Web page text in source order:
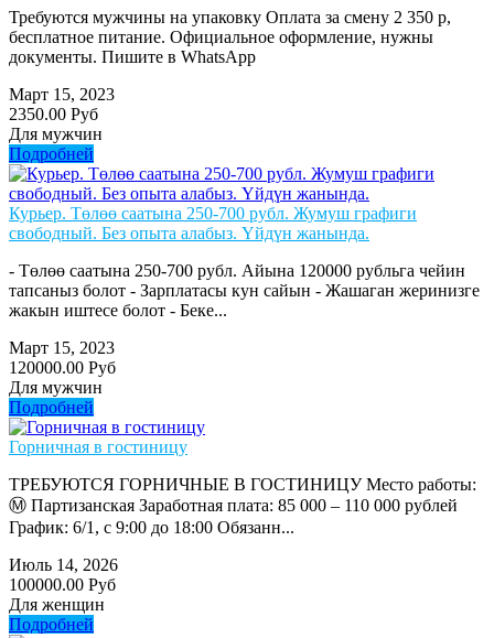
Требуются мужчины на упаковку Оплата за смену 2 350 р,
бесплатное питание. Официальное оформление, нужны
документы. Пишите в WhatsApp
Март 15, 2023
2350.00 Руб
Для мужчин
Подробней
Курьер. Төлөө саатына 250-700 рубл. Жумуш графиги
свободный. Без опыта алабыз. Үйдүн жанында.
- Төлөө саатына 250-700 рубл. Айына 120000 рубльга чейин
тапсаныз болот - Зарплатасы кун сайын - Жашаган жеринизге
жакын иштесе болот - Беке...
Март 15, 2023
120000.00 Руб
Для мужчин
Подробней
Горничная в гостиницу
ТРЕБУЮТСЯ ГОРНИЧНЫЕ В ГОСТИНИЦУ Место работы:
Ⓜ️ Партизанская Заработная плата: 85 000 – 110 000 рублей
График: 6/1, с 9:00 до 18:00 Обязанн...
Июль 14, 2026
100000.00 Руб
Для женщин
Подробней